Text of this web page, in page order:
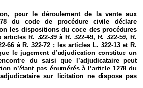
pour le déroulement de la vente aux
du code de procédure civile déclare
les dispositions du code des procédures
R. 322-39 à R. 322-49, R. 322-59, R.
66 à R. 322-72 ; les articles L. 322-13 et R.
le jugement d’adjudication constitue un
du saisi que l’adjudicataire peut
n’étant pas énumérés à l’article 1278 du
sur licitation ne dispose pas